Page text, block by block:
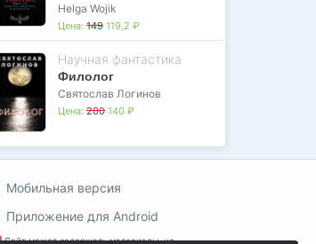
Helga Wojik
Цена: 149 119,2 ₽
Научная фантастика
Филолог
Святослав Логинов
Цена: 200 140 ₽
Мобильная версия
Приложение для Android
Сайт может содержать материалы, не